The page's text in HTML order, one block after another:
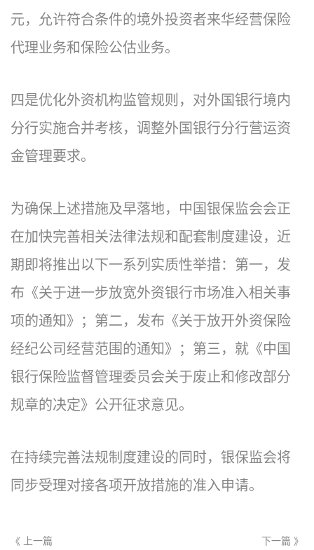
元，允许符合条件的境外投资者来华经营保险
代理业务和保险公估业务。
四是优化外资机构监管规则，对外国银行境内
分行实施合并考核，调整外国银行分行营运资
金管理要求。
为确保上述措施及早落地，中国银保监会会正
在加快完善相关法律法规和配套制度建设，近
期即将推出以下一系列实质性举措：第一，发
布《关于进一步放宽外资银行市场准入相关事
项的通知》；第二，发布《关于放开外资保险
经纪公司经营范围的通知》；第三，就《中国
银行保险监督管理委员会关于废止和修改部分
规章的决定》公开征求意见。
在持续完善法规制度建设的同时，银保监会将
同步受理对接各项开放措施的准入申请。
《 上一篇 下一篇 》